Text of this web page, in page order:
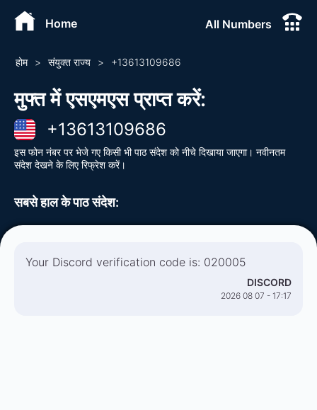
Home All Numbers
होम > संयुक्त राज्य > +13613109686
मुफ्त में एसएमएस प्राप्त करें:
+13613109686
इस फोन नंबर पर भेजे गए किसी भी पाठ संदेश को नीचे दिखाया जाएगा। नवीनतम
संदेश देखने के लिए रिफ्रेश करें।
सबसे हाल के पाठ संदेश:
Your Discord verification code is: 020005
DISCORD
2026 08 07 - 17:17